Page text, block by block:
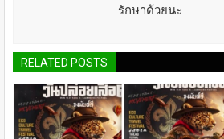
รักษาด้วยนะ
RELATED POSTS